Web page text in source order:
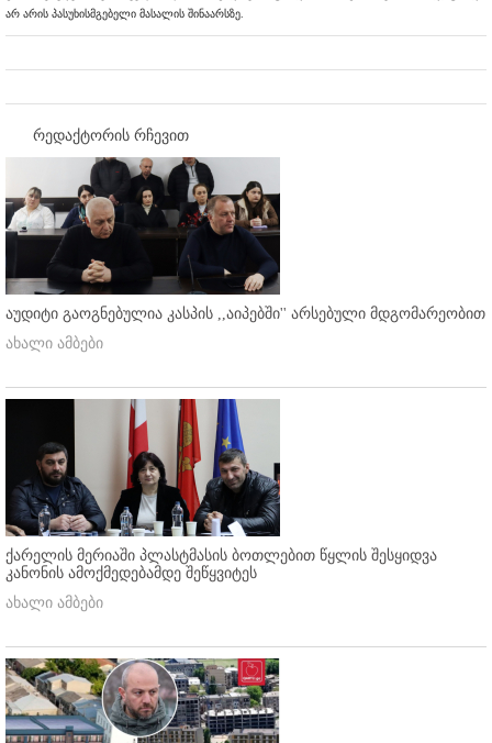
არ არის პასუხისმგებელი მასალის შინაარსზე.
რედაქტორის რჩევით
აუდიტი გაოგნებულია კასპის ,,აიპებში'' არსებული მდგომარეობით
ახალი ამბები
ქარელის მერიაში პლასტმასის ბოთლებით წყლის შესყიდვა
კანონის ამოქმედებამდე შეწყვიტეს
ახალი ამბები